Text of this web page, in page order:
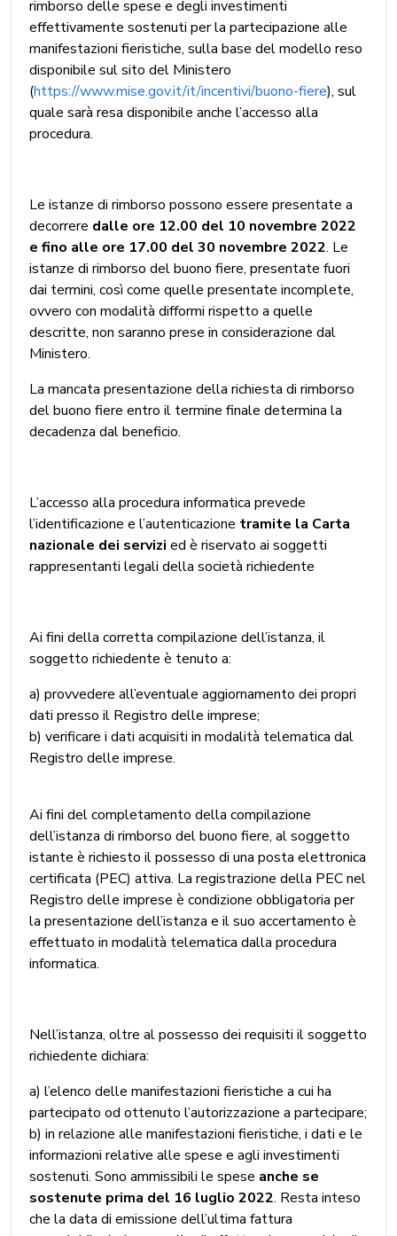
rimborso delle spese e degli investimenti
effettivamente sostenuti per la partecipazione alle
manifestazioni fieristiche, sulla base del modello reso
disponibile sul sito del Ministero
(https://www.mise.gov.it/it/incentivi/buono-fiere), sul
quale sarà resa disponibile anche l’accesso alla
procedura.
Le istanze di rimborso possono essere presentate a
decorrere dalle ore 12.00 del 10 novembre 2022
e fino alle ore 17.00 del 30 novembre 2022. Le
istanze di rimborso del buono fiere, presentate fuori
dai termini, così come quelle presentate incomplete,
ovvero con modalità difformi rispetto a quelle
descritte, non saranno prese in considerazione dal
Ministero.
La mancata presentazione della richiesta di rimborso
del buono fiere entro il termine finale determina la
decadenza dal beneficio.
L’accesso alla procedura informatica prevede
l’identificazione e l’autenticazione tramite la Carta
nazionale dei servizi ed è riservato ai soggetti
rappresentanti legali della società richiedente
Ai fini della corretta compilazione dell’istanza, il
soggetto richiedente è tenuto a:
a) provvedere all’eventuale aggiornamento dei propri
dati presso il Registro delle imprese;
b) verificare i dati acquisiti in modalità telematica dal
Registro delle imprese.
Ai fini del completamento della compilazione
dell’istanza di rimborso del buono fiere, al soggetto
istante è richiesto il possesso di una posta elettronica
certificata (PEC) attiva. La registrazione della PEC nel
Registro delle imprese è condizione obbligatoria per
la presentazione dell’istanza e il suo accertamento è
effettuato in modalità telematica dalla procedura
informatica.
Nell’istanza, oltre al possesso dei requisiti il soggetto
richiedente dichiara:
a) l’elenco delle manifestazioni fieristiche a cui ha
partecipato od ottenuto l’autorizzazione a partecipare;
b) in relazione alle manifestazioni fieristiche, i dati e le
informazioni relative alle spese e agli investimenti
sostenuti. Sono ammissibili le spese anche se
sostenute prima del 16 luglio 2022. Resta inteso
che la data di emissione dell’ultima fattura